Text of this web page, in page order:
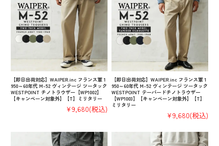
【即日出荷対応】WAIPER.inc フランス軍 1
950～60年代 M-52 ヴィンテージ ツータック
WESTPOINT チノトラウザー【WP1002】
【キャンペーン対象外】【T】ミリタリー
¥9,680(税込)
【即日出荷対応】WAIPER.inc フランス軍 1
950～60年代 M-52 ヴィンテージ ツータック
WESTPOINT テーパードチノトラウザー
【WP1003】【キャンペーン対象外】【T】
ミリタリー
¥9,680(税込)